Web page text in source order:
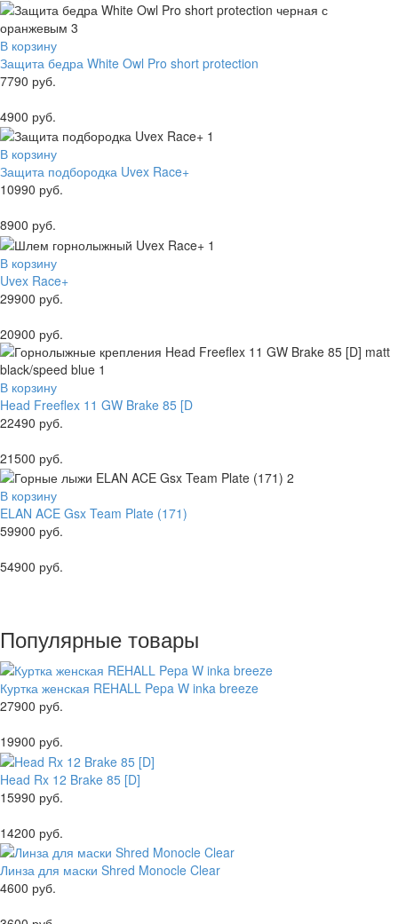
В корзину
Защита бедра White Owl Pro short protection
7790 руб.
4900 руб.
В корзину
Защита подбородка Uvex Race+
10990 руб.
8900 руб.
В корзину
Uvex Race+
29900 руб.
20900 руб.
В корзину
Head Freeflex 11 GW Brake 85 [D
22490 руб.
21500 руб.
В корзину
ELAN ACE Gsx Team Plate (171)
59900 руб.
54900 руб.
Популярные товары
Куртка женская REHALL Pepa W inka breeze
27900 руб.
19900 руб.
Head Rx 12 Brake 85 [D]
15990 руб.
14200 руб.
Линза для маски Shred Monocle Clear
4600 руб.